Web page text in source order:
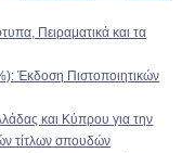
Πειραματικά και τα
Έκδοση Πιστοποιητικών
και Κύπρου για την
τίτλων σπουδών